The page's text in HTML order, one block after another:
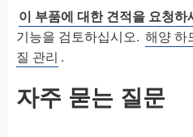
이 부품에 대한 견적을 요청하
기능을 검토하십시오. 해양 하
질 관리 .
자주 묻는 질문